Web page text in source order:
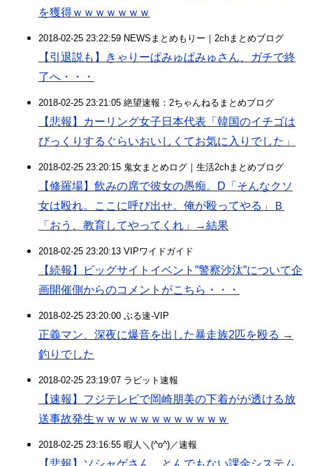
を獲得ｗｗｗｗｗｗｗ
2018-02-25 23:22:59 NEWSまとめもりー｜2chまとめブログ
【引退説も】きゃりーぱみゅぱみゅさん、ガチで終
了へ・・・
2018-02-25 23:21:05 絶望速報：2ちゃんねるまとめブログ
【悲報】カーリング女子日本代表「韓国のイチゴは
びっくりするぐらいおいしくてお気に入りでした」
2018-02-25 23:20:15 鬼女まとめログ｜生活2chまとめブログ
【修羅場】飲みの席で彼女の愚痴。D「そんなクソ
女は殴れ。ここに呼び出せ。俺が殴ってやる」Ｂ
「おう、教育してやってくれ」→結果
2018-02-25 23:20:13 VIPワイドガイド
【続報】ビッグサイトイベント”警察沙汰”について企
画開催側からのコメントがこちら・・・
2018-02-25 23:20:00 ぶる速-VIP
正義マン、深夜に爆音を出した暴走族2匹を殴る →
釣りでした
2018-02-25 23:19:07 ラビット速報
【速報】フジテレビで岡崎朋美の下着がが透ける放
送事故発生ｗｗｗｗｗｗｗｗｗｗｗｗ
2018-02-25 23:16:55 暇人＼(^o^)／速報
【悲報】ソシャゲさん、とんでもない課金システム